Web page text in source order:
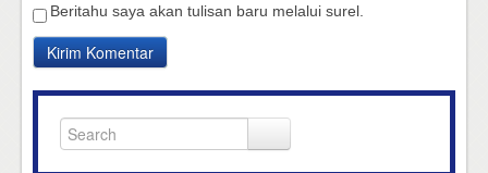
Beritahu saya akan tulisan baru melalui surel.